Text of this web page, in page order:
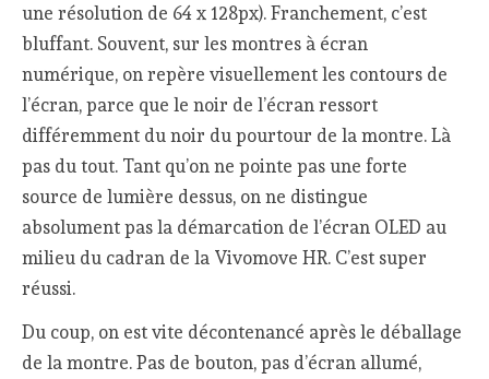
une résolution de 64 x 128px). Franchement, c’est
bluffant. Souvent, sur les montres à écran
numérique, on repère visuellement les contours de
l’écran, parce que le noir de l’écran ressort
différemment du noir du pourtour de la montre. Là
pas du tout. Tant qu’on ne pointe pas une forte
source de lumière dessus, on ne distingue
absolument pas la démarcation de l’écran OLED au
milieu du cadran de la Vivomove HR. C’est super
réussi.
Du coup, on est vite décontenancé après le déballage
de la montre. Pas de bouton, pas d’écran allumé,